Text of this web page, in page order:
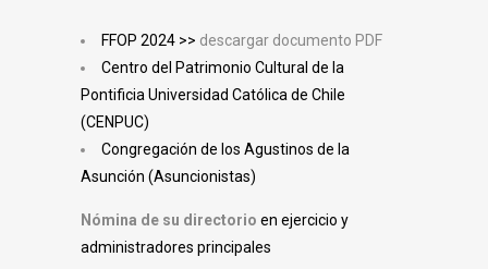
FFOP 2024 >> descargar documento PDF
Centro del Patrimonio Cultural de la
Pontificia Universidad Católica de Chile
(CENPUC)
Congregación de los Agustinos de la
Asunción (Asuncionistas)
Nómina de su directorio en ejercicio y
administradores principales